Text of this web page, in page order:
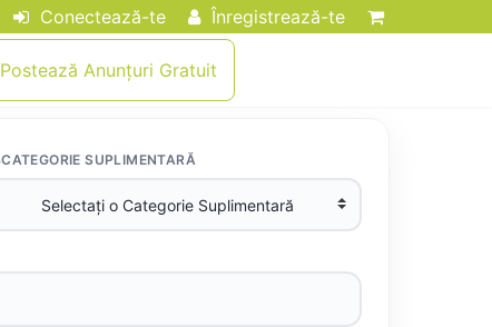
Conectează-te Înregistrează-te
Postează Anunțuri Gratuit
SUPLIMENTARĂ